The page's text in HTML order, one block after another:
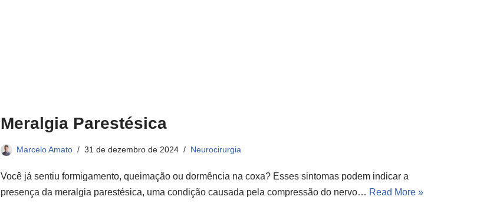
Meralgia Parestésica
Marcelo Amato 31 de dezembro de 2024 Neurocirurgia
Você já sentiu formigamento, queimação ou dormência na coxa? Esses sintomas podem indicar a
presença da meralgia parestésica, uma condição causada pela compressão do nervo… Read More »